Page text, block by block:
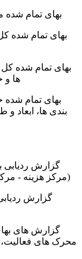
بهای تمام شده
بهای تمام شده
بهای تمام شده
ها و
بهای تمام
بندی ها، ابعاد
گزارش ردیابی
(مرکز هزینه -
گزارش
گزارش های
محرک های